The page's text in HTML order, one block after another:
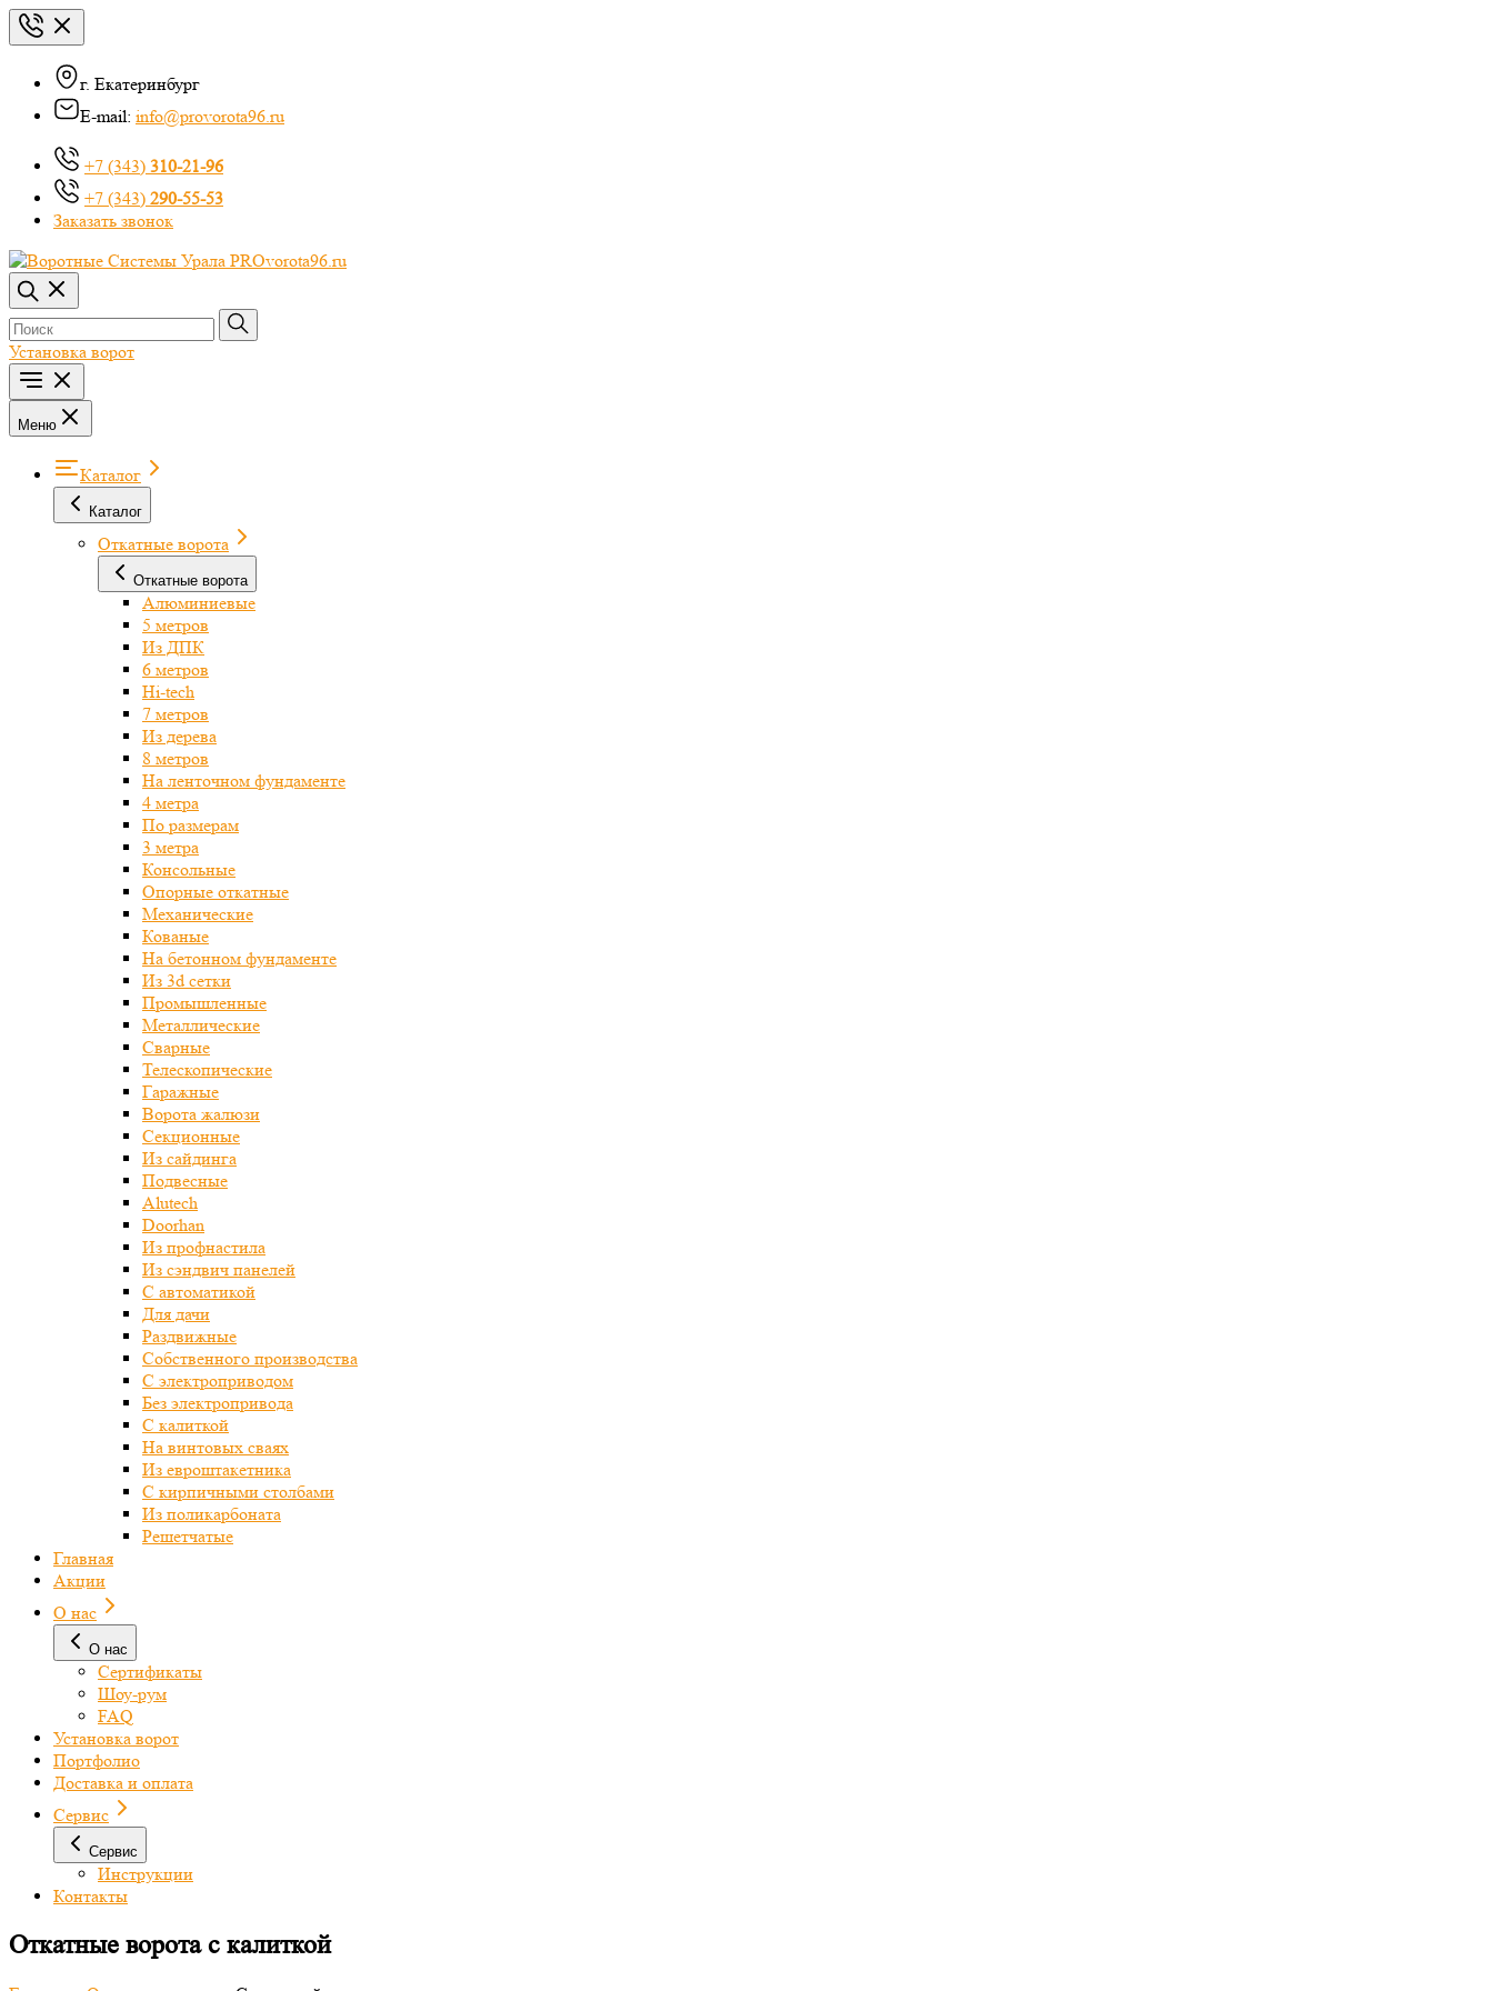
г. Екатеринбург
E-mail: info@provorota96.ru
+7 (343) 310-21-96
+7 (343) 290-55-53
Заказать звонок
Установка ворот
Меню
Каталог
Каталог
Откатные ворота
Откатные ворота
Алюминиевые
5 метров
Из ДПК
6 метров
Hi-tech
7 метров
Из дерева
8 метров
На ленточном фундаменте
4 метра
По размерам
3 метра
Консольные
Опорные откатные
Механические
Кованые
На бетонном фундаменте
Из 3d сетки
Промышленные
Металлические
Сварные
Телескопические
Гаражные
Ворота жалюзи
Секционные
Из сайдинга
Подвесные
Alutech
Doorhan
Из профнастила
Из сэндвич панелей
С автоматикой
Для дачи
Раздвижные
Собственного производства
С электроприводом
Без электропривода
С калиткой
На винтовых сваях
Из евроштакетника
С кирпичными столбами
Из поликарбоната
Решетчатые
Главная
Акции
О нас
О нас
Сертификаты
Шоу-рум
FAQ
Установка ворот
Портфолио
Доставка и оплата
Сервис
Сервис
Инструкции
Контакты
Откатные ворота с калиткой